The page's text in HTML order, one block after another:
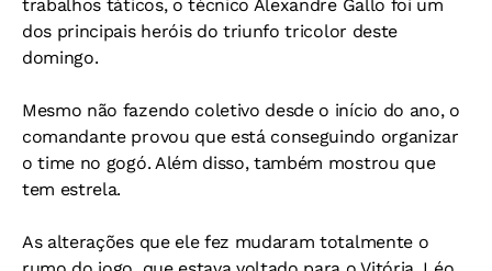
trabalhos táticos, o técnico Alexandre Gallo foi um
dos principais heróis do triunfo tricolor deste
domingo.
Mesmo não fazendo coletivo desde o início do ano, o
comandante provou que está conseguindo organizar
o time no gogó. Além disso, também mostrou que
tem estrela.
As alterações que ele fez mudaram totalmente o